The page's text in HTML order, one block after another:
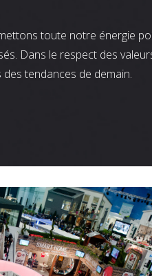
toute notre énergie
Dans le respect des
tendances de demain.